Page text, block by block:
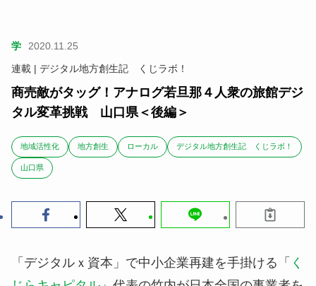
学
2020.11.25
連載 | デジタル地方創生記 くじラボ！
商売敵がタッグ！アナログ若旦那４人衆の旅館デジ
タル変革挑戦 山口県＜後編＞
地域活性化 地方創生 ローカル デジタル地方創生記 くじラボ！
山口県
「デジタルｘ資本」で中小企業再建を手掛ける「 く